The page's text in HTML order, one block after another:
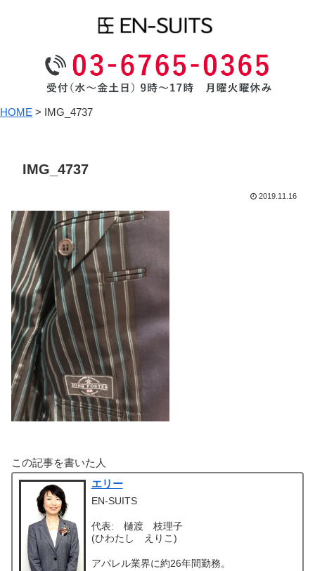
HOME > IMG_4737
IMG_4737
2019.11.16
この記事を書いた人
エリー
EN-SUITS
代表: 樋渡 枝理子
(ひわたし えりこ)
アパレル業界に約26年間勤務。